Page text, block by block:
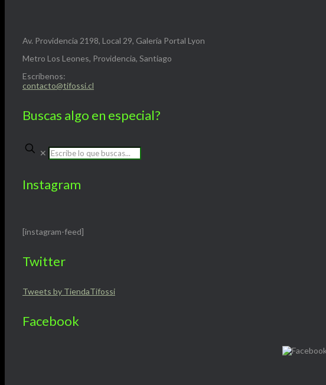
Av. Providencia 2198, Local 29, Galería Portal Lyon
Metro Los Leones, Providencia, Santiago
Escríbenos:
contacto@tifossi.cl
Buscas algo en especial?
✕
Instagram
[instagram-feed]
Twitter
Tweets by TiendaTifossi
Facebook